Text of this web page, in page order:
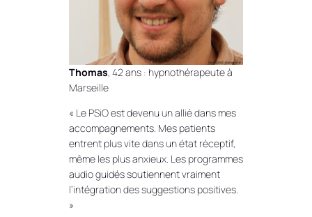
Thomas, 42 ans : hypnothérapeute à
Marseille
« Le PSiO est devenu un allié dans mes
accompagnements. Mes patients
entrent plus vite dans un état réceptif,
même les plus anxieux. Les programmes
audio guidés soutiennent vraiment
l’intégration des suggestions positives.
»